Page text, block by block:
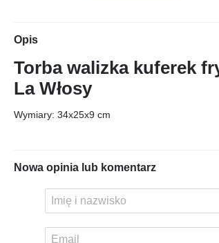
Opis
Torba walizka kuferek
La Włosy
Wymiary: 34x25x9 cm
Nowa opinia lub komentarz